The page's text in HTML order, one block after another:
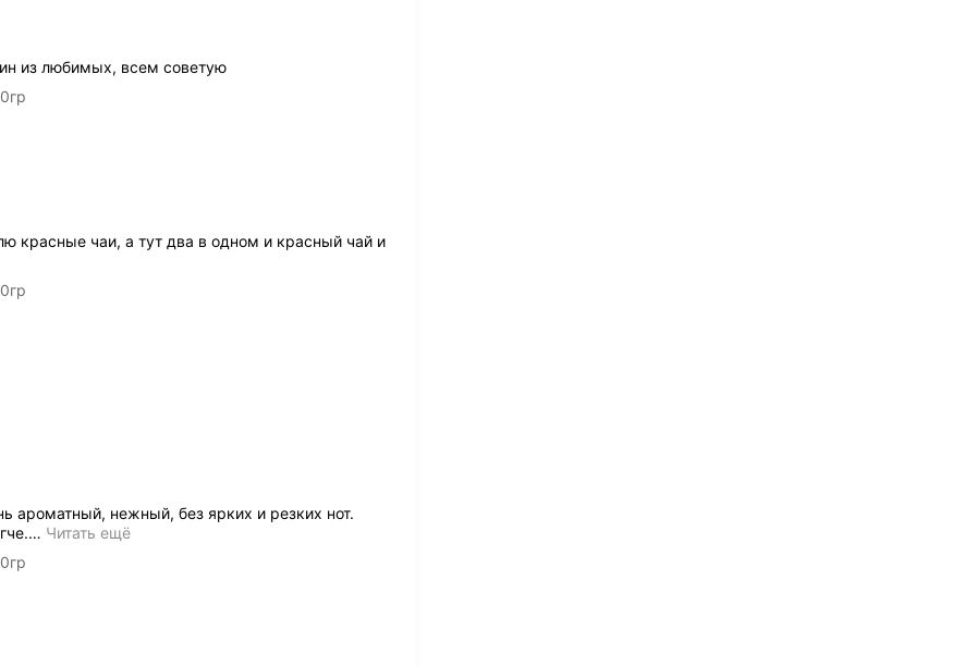
из любимых, всем советую
красные чаи, а тут два в одном и красный чай и
ароматный, нежный, без ярких и резких нот.
… Читать ещё